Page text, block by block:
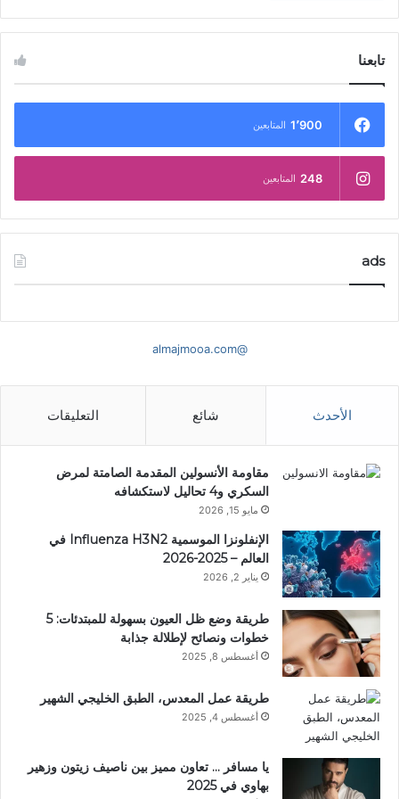
تابعنا
1٬900 المتابعين
248 المتابعين
ads
@almajmooa.com
الأحدث شائع التعليقات
مقاومة الأنسولين المقدمة الصامتة لمرض
السكري و4 تحاليل لاستكشافه
مايو 15, 2026
الإنفلونزا الموسمية Influenza H3N2 في
العالم – 2025-2026
يناير 2, 2026
طريقة وضع ظل العيون بسهولة للمبتدئات: 5
خطوات ونصائح لإطلالة جذابة
أغسطس 8, 2025
طريقة عمل المعدس، الطبق الخليجي الشهير
أغسطس 4, 2025
يا مسافر … تعاون مميز بين ناصيف زيتون وزهير
بهاوي في 2025